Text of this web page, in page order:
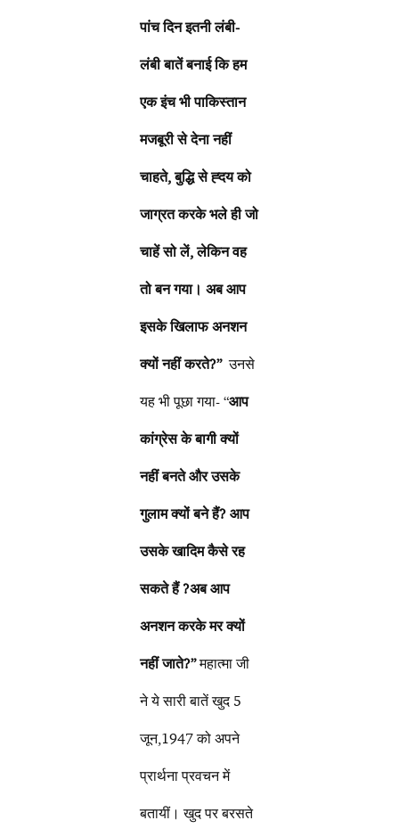
पांच दिन इतनी लंबी-
लंबी बातें बनाई कि हम
एक इंच भी पाकिस्तान
मजबूरी से देना नहीं
चाहते, बुद्धि से ह्दय को
जाग्रत करके भले ही जो
चाहें सो लें, लेकिन वह
तो बन गया। अब आप
इसके खिलाफ अनशन
क्यों नहीं करते?” उनसे
यह भी पूछा गया- “आप
कांग्रेस के बागी क्यों
नहीं बनते और उसके
गुलाम क्यों बने हैं? आप
उसके खादिम कैसे रह
सकते हैं ?अब आप
अनशन करके मर क्यों
नहीं जाते?”महात्मा जी
ने ये सारी बातें खुद 5
जून,1947 को अपने
प्रार्थना प्रवचन में
बतायीं। खुद पर बरसते